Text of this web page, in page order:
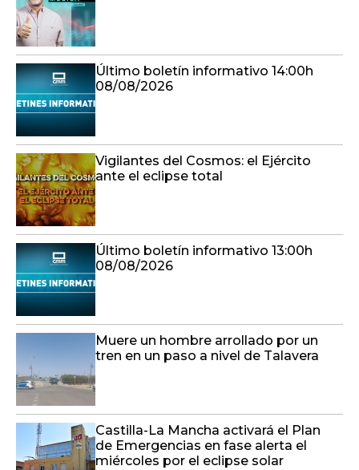
Último boletín informativo 14:00h
08/08/2026
Vigilantes del Cosmos: el Ejército
ante el eclipse total
Último boletín informativo 13:00h
08/08/2026
Muere un hombre arrollado por un
tren en un paso a nivel de Talavera
Castilla-La Mancha activará el Plan
de Emergencias en fase alerta el
miércoles por el eclipse solar